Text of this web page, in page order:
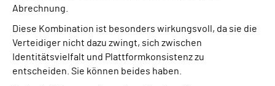
Abrechnung.
Diese Kombination ist besonders wirkungsvoll, da sie die
Verteidiger nicht dazu zwingt, sich zwischen
Identitätsvielfalt und Plattformkonsistenz zu
entscheiden. Sie können beides haben.